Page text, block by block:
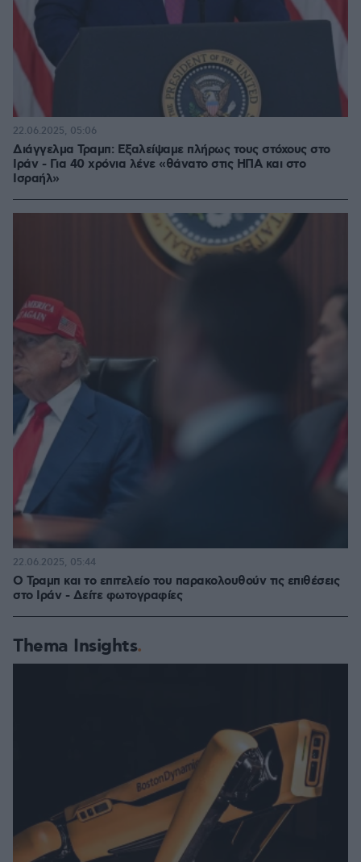
Διάγγελμα Τραμπ: Εξαλείψαμε πλήρως τους στόχους στο
Ιράν - Για 40 χρόνια λένε «θάνατο στις ΗΠΑ και στο
Ισραήλ»
22.06.2025, 05:06
Ο Τραμπ και το επιτελείο του παρακολουθούν τις επιθέσεις
στο Ιράν - Δείτε φωτογραφίες
22.06.2025, 05:44
Thema Insights